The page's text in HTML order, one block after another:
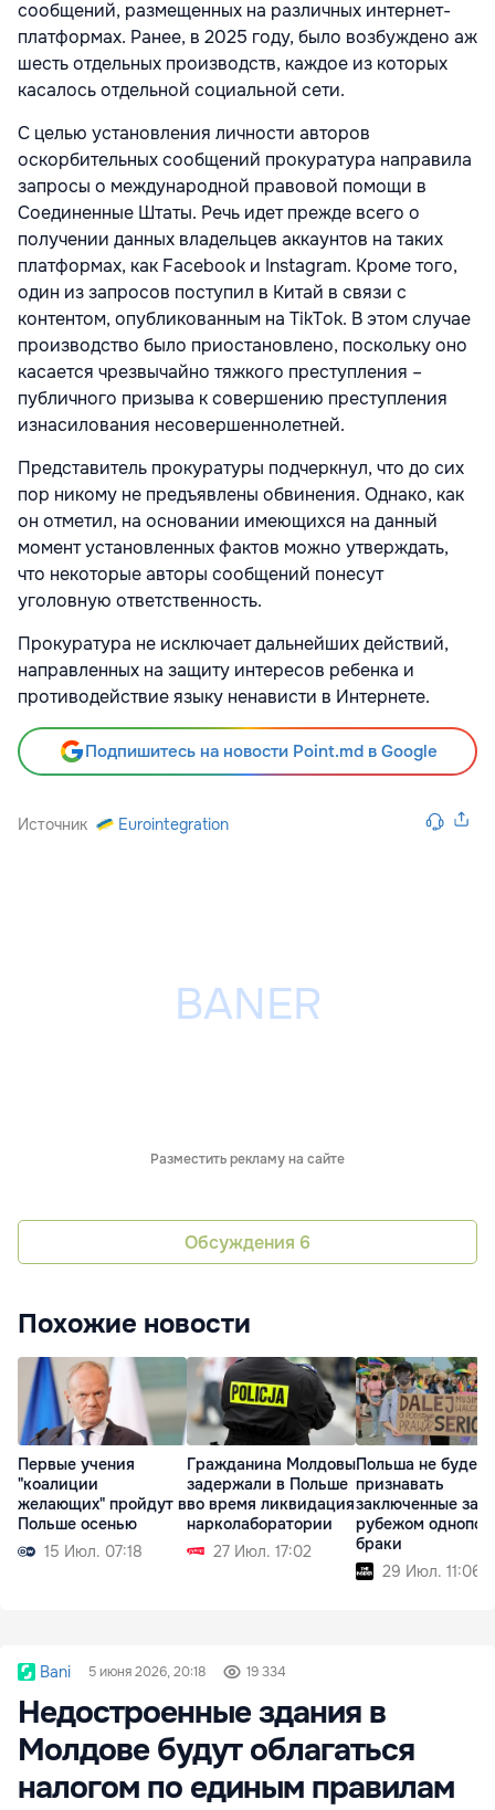
сообщений, размещенных на различных интернет-
платформах. Ранее, в 2025 году, было возбуждено аж
шесть отдельных производств, каждое из которых
касалось отдельной социальной сети.
С целью установления личности авторов
оскорбительных сообщений прокуратура направила
запросы о международной правовой помощи в
Соединенные Штаты. Речь идет прежде всего о
получении данных владельцев аккаунтов на таких
платформах, как Facebook и Instagram. Кроме того,
один из запросов поступил в Китай в связи с
контентом, опубликованным на TikTok. В этом случае
производство было приостановлено, поскольку оно
касается чрезвычайно тяжкого преступления –
публичного призыва к совершению преступления
изнасилования несовершеннолетней.
Представитель прокуратуры подчеркнул, что до сих
пор никому не предъявлены обвинения. Однако, как
он отметил, на основании имеющихся на данный
момент установленных фактов можно утверждать,
что некоторые авторы сообщений понесут
уголовную ответственность.
Прокуратура не исключает дальнейших действий,
направленных на защиту интересов ребенка и
противодействие языку ненависти в Интернете.
Подпишитесь на новости Point.md в Google
Источник Eurointegration
Разместить рекламу на сайте
Обсуждения 6
Похожие новости
Первые учения
"коалиции
желающих" пройдут в
Польше осенью
15 Июл. 07:18
Гражданина Молдовы
задержали в Польше
во время ликвидация
нарколаборатории
27 Июл. 17:02
Польша не будет
признавать
заключенные за
рубежом
браки
29 Июл. 11:06
Bani 5 июня 2026, 20:18 19 334
Недостроенные здания в
Молдове будут облагаться
налогом по единым правилам